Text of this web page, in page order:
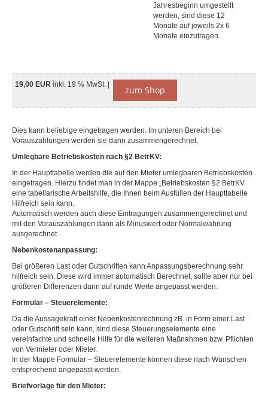
Jahresbeginn umgestellt
werden, sind diese 12
Monate auf jeweils 2x 6
Monate einzutragen.
19,00 EUR inkl. 19 % MwSt. | zum Shop
Dies kann beliebige eingetragen werden. Im unteren Bereich bei
Vorauszahlungen werden sie dann zusammengerechnet.
Umlegbare Betriebskosten nach §2 BetrKV:
In der Haupttabelle werden die auf den Mieter umlegbaren Betriebskosten
eingetragen. Hierzu findet man in der Mappe „Betriebskosten §2 BetrKV
eine tabellarische Arbeitshilfe, die Ihnen beim Ausfüllen der Haupttabelle
Hilfreich sein kann.
Automatisch werden auch diese Eintragungen zusammengerechnet und
mit den Vorauszahlungen dann als Minuswert oder Normalwährung
ausgerechnet.
Nebenkostenanpassung:
Bei größeren Last oder Gutschriften kann Anpassungsberechnung sehr
hilfreich sein. Diese wird immer automatisch Berechnet, sollte aber nur bei
größeren Differenzen dann auf runde Werte angepasst werden.
Formular – Steuerelemente:
Da die Aussagekraft einer Nebenkostenrechnung zB. in Form einer Last
oder Gutschrift sein kann, sind diese Steuerungselemente eine
vereinfachte und schnelle Hilfe für die weiteren Maßnahmen bzw. Pflichten
von Vermieter oder Mieter.
In der Mappe Formular – Steuerelemente können diese nach Wünschen
entsprechend angepasst werden.
Briefvorlage für den Mieter: